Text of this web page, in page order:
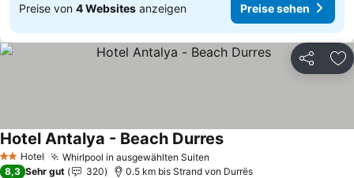
Preise von 4 Websites anzeigen Preise sehen
Teilen
2 Sterne
Hotel Whirlpool in ausgewählten Suiten
Hotel Antalya - Beach Durres
8,3 Sehr gut 320 0.5 km bis Strand von Durrës